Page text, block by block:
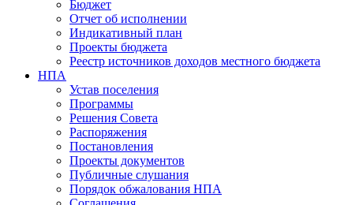
Бюджет
Отчет об исполнении
Индикативный план
Проекты бюджета
Реестр источников доходов местного бюджета
НПА
Устав поселения
Программы
Решения Совета
Распоряжения
Постановления
Проекты документов
Публичные слушания
Порядок обжалования НПА